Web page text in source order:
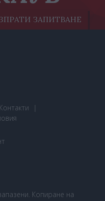
ЗАПИТВАНЕ
Контакти
Копиране на